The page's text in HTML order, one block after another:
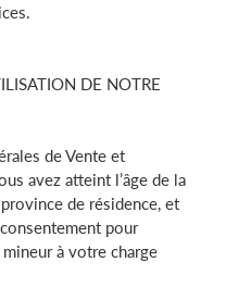
DE NOTRE
de Vente et
avez atteint l’âge de la
de résidence, et
pour
à votre charge